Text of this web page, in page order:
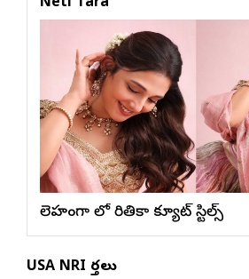
లెహంగా లో రితికా క్యూట్ స్టిల్స్
USA NRI వార్తలు